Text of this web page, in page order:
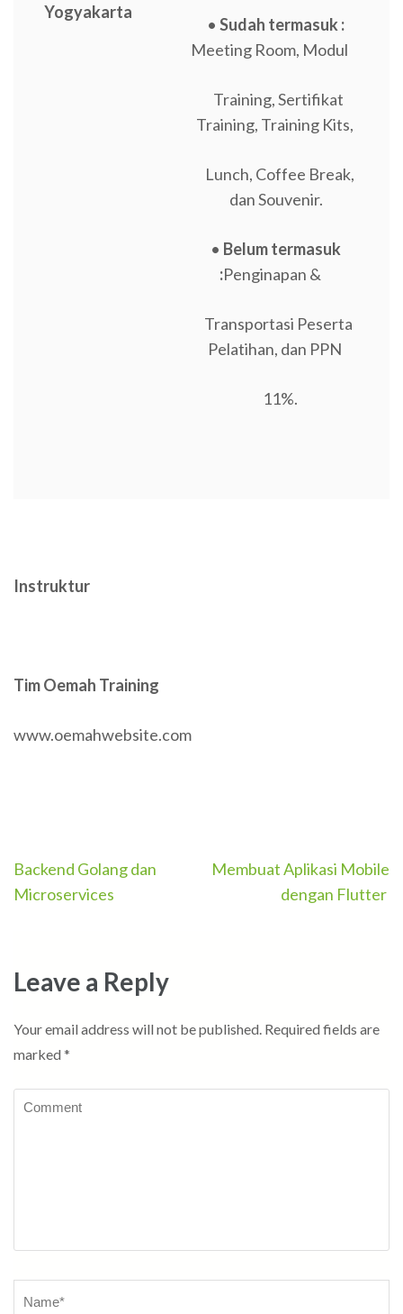
Yogyakarta
• Sudah termasuk :
Meeting Room, Modul
Training, Sertifikat
Training, Training Kits,
Lunch, Coffee Break,
dan Souvenir.
• Belum termasuk
:Penginapan &
Transportasi Peserta
Pelatihan, dan PPN
11%.
Instruktur
Tim Oemah Training
www.oemahwebsite.com
Post
navigation
Backend Golang dan
Microservices
Membuat Aplikasi Mobile
dengan Flutter
Leave a Reply
Your email address will not be published. Required fields are
marked *